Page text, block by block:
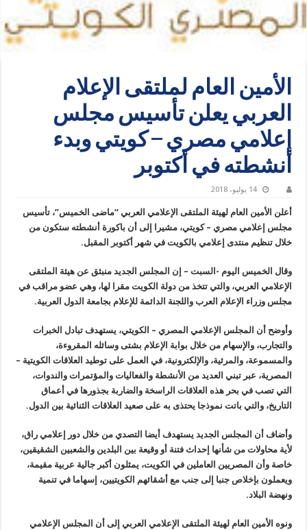
الأمين العام لملتقى الإعلام
العربي يعلن تأسيس مجلس
إعلامي مصري – كويتي وبدء
أنشطته في أكتوبر
14 يوليو، 2018
أعلن الأمين العام لهيئة الملتقى الإعلامي العربي “ماضى الخميس”، تأسيس
مجلس إعلامي مصري – كويتي، مشيرا إلى أن باكورة أنشطته ستكون من
خلال تنظيم منتدى إعلامي بالكويت في شهر أكتوبر المقبل.
وقال الخميس اليوم -السبت – إن المجلس الجديد منبثق عن هيئة الملتقى
الإعلامي العربي، والتي تتخذ من دولة الكويت مقرا لها، وهي عضو مراقب في
مجلس وزراء الإعلام العرب واللجنة الدائمة للإعلام بجامعة الدول العربية.
وأوضح أن المجلس الإعلامي المصري – الكويتي، يستهدف تبادل الخبرات
والتجارب، والإسهام من خلال بوابة الإعلام بشتى وسائله المقروءة،
والمسموعة، والمرئية، والإلكترونية، في العمل على توطيد العلاقات الكويتية –
المصرية، عبر تبني العديد من الأنشطة والفعاليات والمؤتمرات والندوات،
التي تصب في بحر هذه العلاقات الراسخة والضاربة بجذورها في أعماق
التاريخ، والتي باتت نموذجا يحتذى به على صعيد العلاقات الثنائية بين الدول.
وأضاف أن المجلس الجديد يستهدف أيضا التصدي من خلال دور إعلامي راق،
لأية محاولات من شأنها إحداث فتنة أو وقيعة بين البلدين والشعبين الشقيقين،
خاصة وأن المصريين العاملين في الكويت، يمثلون أكبر جالية عربية مقيمة،
ويعملون بإخلاص جنبا إلى جنب مع أشقائهم الكويتيين، إسهاما في تنمية
ونهضة البلاد.
ونوه الأمين العام لهيئة الملتقى الإعلامي العربي إلى أن المجلس الإعلامي